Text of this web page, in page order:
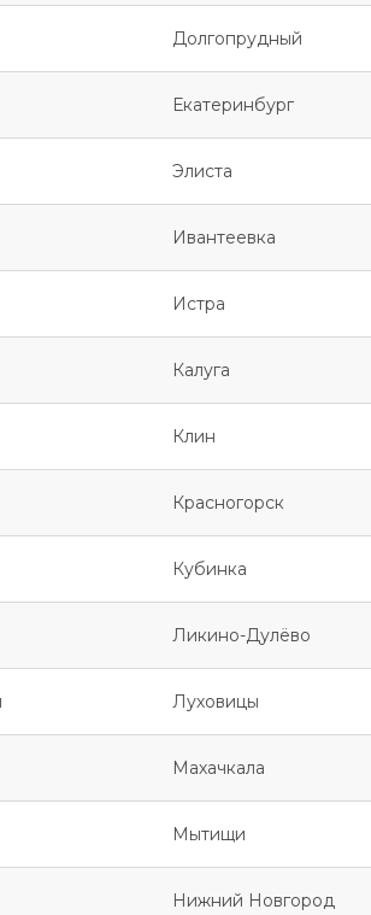
Долгопрудный
Екатеринбург
Элиста
Ивантеевка
Истра
Калуга
Клин
Красногорск
Кубинка
Ликино-Дулёво
Луховицы
Махачкала
Мытищи
Нижний Новгород